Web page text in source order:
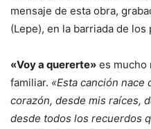
mensaje de esta obra,
(Lepe), en la barriada de los
«Voy a quererte» es mucho
familiar. «Esta canción
corazón, desde mis raíces,
desde todos los recuerdos